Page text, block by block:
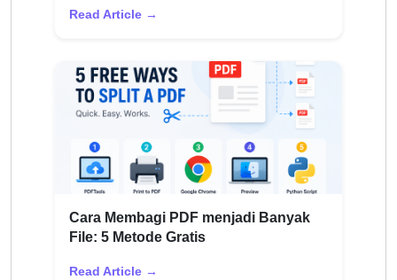
Read Article →
Cara Membagi PDF menjadi Banyak
File: 5 Metode Gratis
Read Article →